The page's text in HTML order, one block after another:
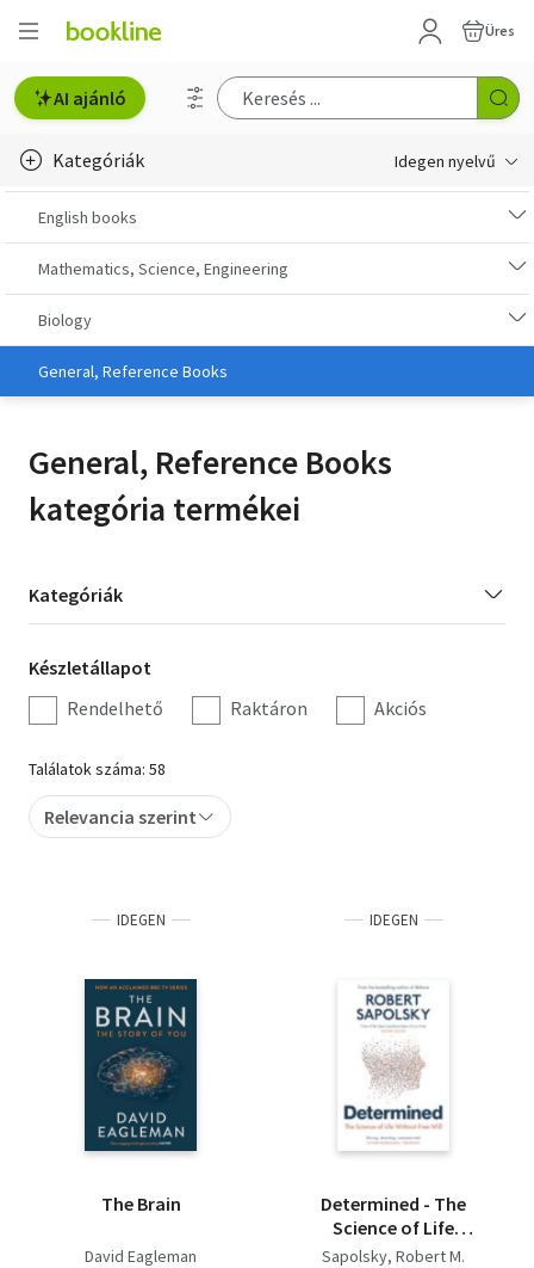
Üres
AI ajánló
Kategóriák Idegen nyelvű
e-Könyv, audio
e-könyv-olvasók
English books
Deutsche Bücher
Livres francais
Olasz könyvek
Audio books
Hörbücher
Audiolibros
Livres audio
Olasz hangoskönyvek
Taschenbücher
Libros de bolsillo
Livre de poche
Olasz zsebkönyvek
Orosz zsebkönyvek
English books
Mathematics, Science, Engineering
Biology
General, Reference Books
General, Reference Books
kategória termékei
Kategória
szűrés
Kategóriák
Készletállapot
szűrés
Készletállapot
Rendelhető
Raktáron Akciós
Találatok száma: 58
Relevancia szerint
IDEGEN
The Brain
David Eagleman
IDEGEN
Determined - The
Science of Life
Without Free Will
Sapolsky, Robert M.